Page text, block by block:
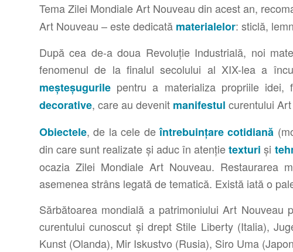
Tema Zilei Mondiale Art Nouveau din acest an,
Art Nouveau –este dedicată materialelor: sticlă,
După cea de-a doua Revoluție Industrială, noi
fenomenul de la finalul secolului al XIX-lea a
meșteșugurile pentru a materializa propriile
decorative, care au devenit manifestul curentului
Obiectele, de la cele deîntrebuințare cotidiană
din care sunt realizate și aduc în atențietexturi și
ocazia Zilei Mondiale Art Nouveau. Restaurarea
asemenea strâns legată de tematică. Există iată o
Sărbătoarea mondială a patrimoniului Art
curentului cunoscut și drept Stile Liberty (Italia),
Kunst (Olanda), Mir Iskustvo (Rusia), Siro Uma